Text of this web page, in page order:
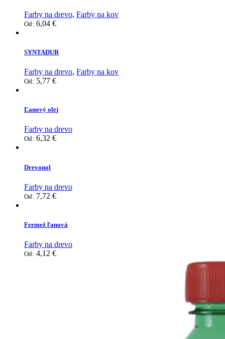
Farby na drevo, Farby na kov
Od: 6,04 €
SYNTADUR
Farby na drevo, Farby na kov
Od: 5,77 €
Ľanový olej
Farby na drevo
Od: 6,32 €
Drevonol
Farby na drevo
Od: 7,72 €
Fermež ľanová
Farby na drevo
Od: 4,12 €